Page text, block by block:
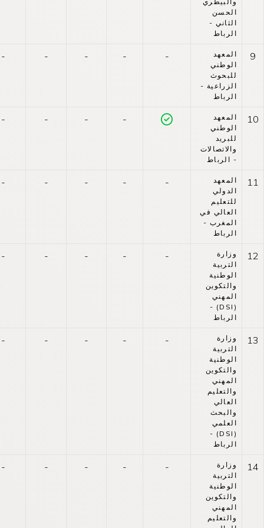
الحسن
الثاني -
الرباط
9
المعهد
الوطني
للبحوث
الزراعية -
الرباط
-
-
-
-
-
10
المعهد
الوطني
للبريد
والاتصالات
- الرباط
-
-
-
-
11
المعهد
الدولي
للتعليم
العالي في
المغرب -
الرباط
-
-
-
-
-
12
وزارة
التربية
الوطنية
والتكوين
المهني
(DSI) -
الرباط
-
-
-
-
-
13
وزارة
التربية
الوطنية
والتكوين
المهني
والتعليم
العالي
والبحث
العلمي
(DSI) -
الرباط
-
-
-
-
-
14
وزارة
التربية
الوطنية
والتكوين
المهني
والتعليم
-
-
-
-
-